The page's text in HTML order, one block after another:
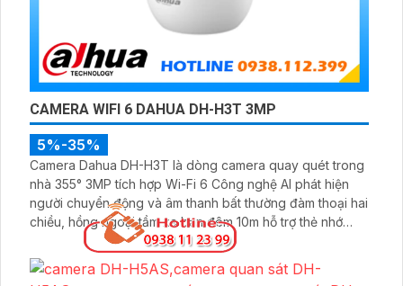
CAMERA WIFI 6 DAHUA DH-H3T 3MP
5%-35%
Camera Dahua DH-H3T là dòng camera quay quét trong
nhà 355° 3MP tích hợp Wi-Fi 6 Công nghệ AI phát hiện
người chuyển động và âm thanh bất thường đàm thoại hai
chiều, hồng ngoại tầm xa ban đêm 10m hỗ trợ thẻ nhớ
MicroSD 256GB ONVIF và điều khiển từ xa qua ứng dụng
DMSS